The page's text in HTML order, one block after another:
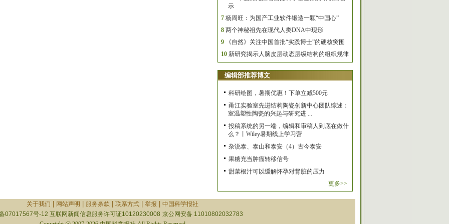
示
7 杨周旺：为国产工业软件锻造一颗“中国心”
8 两个神秘祖先在现代人类DNA中现形
9
《自然》关注中国首批“实践博士”的硬核突围
10 新研究揭示人脑皮层动态层级结构的组织规律
编辑部推荐博文
科研绘图，暑期优惠！下单立减500元
甬江实验室先进结构陶瓷创新中心团队综述：
室温塑性陶瓷的兴起与研究进 ...
投稿系统的另一端，编辑和审稿人到底在做什
么？丨Wiley暑期线上学习营
杂说泰、泰山和泰安（4）古今泰安
果糖充当肿瘤转移信号
甜菜根汁可以缓解怀孕对肾脏的压力
更多>>
关于我们 网站声明 服务条款 联系方式| 举报
中国科学报社
07017567号-12 互联网新闻信息服务许可证10120230008 京公网安备 11010802032783